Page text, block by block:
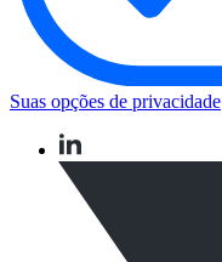
Suas opções de privacidade